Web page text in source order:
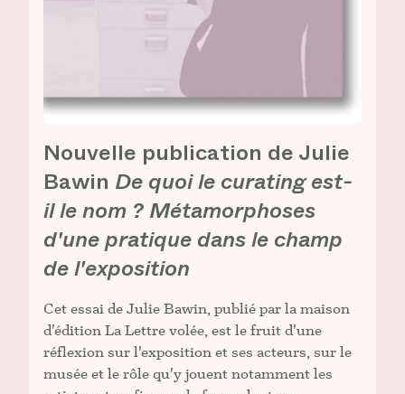
Nouvelle publication de Julie
Bawin De quoi le curating est-
il le nom ? Métamorphoses
d'une pratique dans le champ
de l'exposition
Cet essai de Julie Bawin, publié par la maison
d'édition La Lettre volée, est le fruit d'une
réflexion sur l'exposition et ses acteurs, sur le
musée et le rôle qu'y jouent notamment les